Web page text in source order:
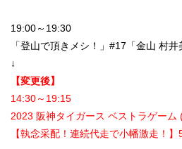
19:00～19:30
「登山で頂きメシ！」#17「金山 村井
↓
【変更後】
14:30～19:15
2023 阪神タイガース ベストラゲーム
【執念采配！連続代走で小幡激走！